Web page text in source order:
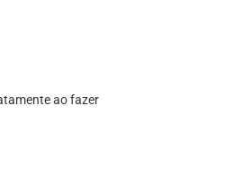
ao fazer